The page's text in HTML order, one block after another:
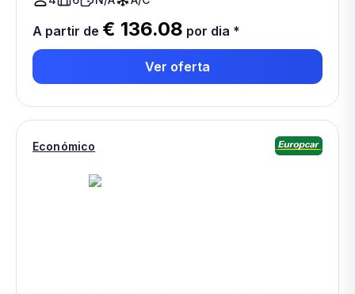
A partir de € 136.08 por dia *
Ver oferta
Económico